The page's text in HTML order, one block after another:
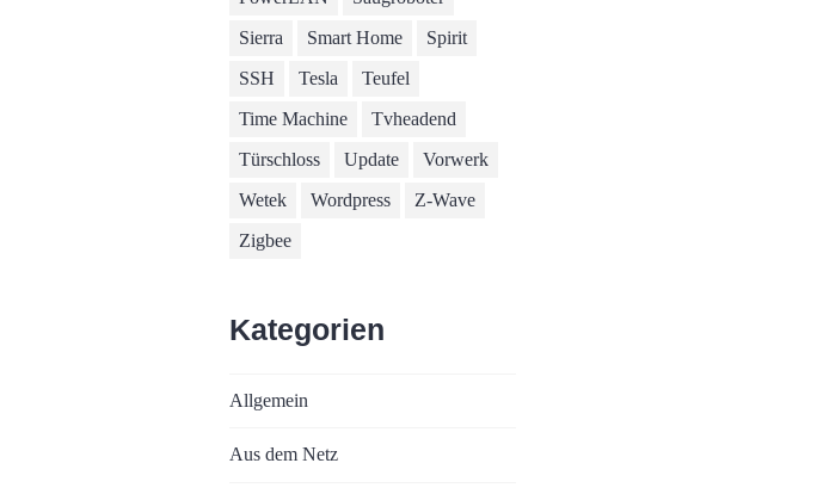
Sierra
Smart Home
Spirit
SSH
Tesla
Teufel
Time Machine
Tvheadend
Türschloss
Update
Vorwerk
Wetek
Wordpress
Z-Wave
Zigbee
Kategorien
Allgemein
Aus dem Netz